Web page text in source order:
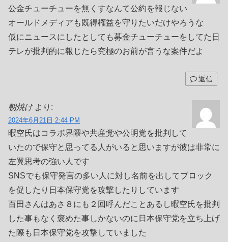
公金チューチューを無くすなんて公約を報じない
オールドメディアも既得権益を守りたいだけやろうな
仮にニュースにしたとしても募金チューチューをしてた日
テレが批判的に報じたら究極のお前が言うな案件だよ
返信
朝焼け より:
2024年6月21日 2:44 PM
暇空氏はコラボ界隈や共産党や公明党を批判して
いたので保守と思ってる人がいると思いますが彼は非常に
左翼思考の強い人です
SNSでも保守発言の多い人に対し名前を出してブロック
を促したり日本保守党を攻撃したりしています
百田さんはあさ８にも２回呼んだことあるし暇空氏を批判
した事もなく褒めた事しかないのに日本保守党を立ち上げ
た際も日本保守党を攻撃していました